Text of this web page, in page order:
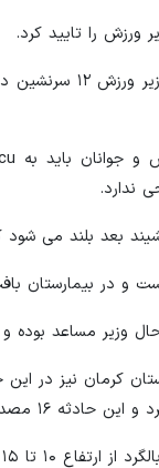
ورزش را تایید کرد.
استاندار
ندارد.
بعد بلند می
و در بیمارستان
وزیر مساعد بوده
کرمان نیز در
پروازی) برجای گذاشت.
شد و بالگرد سقوط کرد.